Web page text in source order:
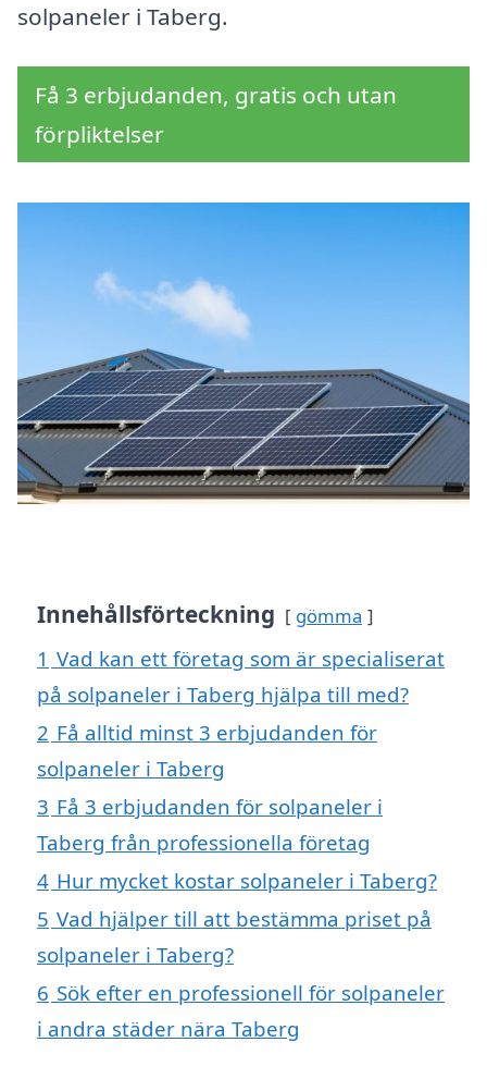
solpaneler i Taberg.
Få 3 erbjudanden, gratis och utan
förpliktelser
Innehållsförteckning gömma
1 Vad kan ett företag som är specialiserat
på solpaneler i Taberg hjälpa till med?
2 Få alltid minst 3 erbjudanden för
solpaneler i Taberg
3 Få 3 erbjudanden för solpaneler i
Taberg från professionella företag
4 Hur mycket kostar solpaneler i Taberg?
5 Vad hjälper till att bestämma priset på
solpaneler i Taberg?
6 Sök efter en professionell för solpaneler
i andra städer nära Taberg